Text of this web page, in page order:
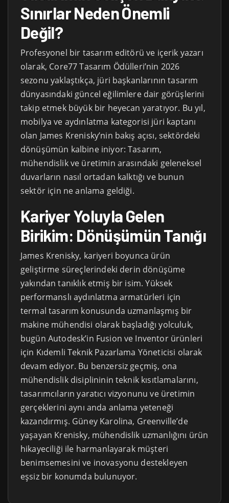
Sınırlar Neden Önemli
Değil?
Profesyonel bir tasarım editörü ve içerik yazarı
olarak, Core77 Tasarım Ödülleri’nin 2026
sezonu yaklaştıkça, jüri başkanlarının tasarım
dünyasındaki güncel eğilimlere dair görüşlerini
takip etmek büyük bir heyecan yaratıyor. Bu yıl,
mobilya ve aydınlatma kategorisi jüri kaptanı
olan James Krenisky’nin bakış açısı, sektördeki
dönüşümün kalbine iniyor: Tasarım,
mühendislik ve üretimin arasındaki geleneksel
duvarların nasıl ortadan kalktığı ve bunun
sektör için ne anlama geldiği.
Kariyer Yoluyla Gelen
Birikim: Dönüşümün Tanığı
James Krenisky, kariyeri boyunca ürün
geliştirme süreçlerindeki derin dönüşüme
yakından tanıklık etmiş bir isim. Yüksek
performanslı aydınlatma armatürleri için
termal tasarım konusunda uzmanlaşmış bir
makine mühendisi olarak başladığı yolculuk,
bugün Autodesk’in Fusion ve Inventor ürünleri
için Kıdemli Teknik Pazarlama Yöneticisi olarak
devam ediyor. Bu benzersiz geçmiş, ona
mühendislik disiplininin teknik kısıtlamalarını,
tasarımcıların yaratıcı vizyonunu ve üretimin
gerçeklerini aynı anda anlama yeteneği
kazandırmış. Güney Karolina, Greenville’de
yaşayan Krenisky, mühendislik uzmanlığını ürün
hikayeciliği ile harmanlayarak müşteri
benimsemesini ve inovasyonu destekleyen
eşsiz bir konumda bulunuyor.